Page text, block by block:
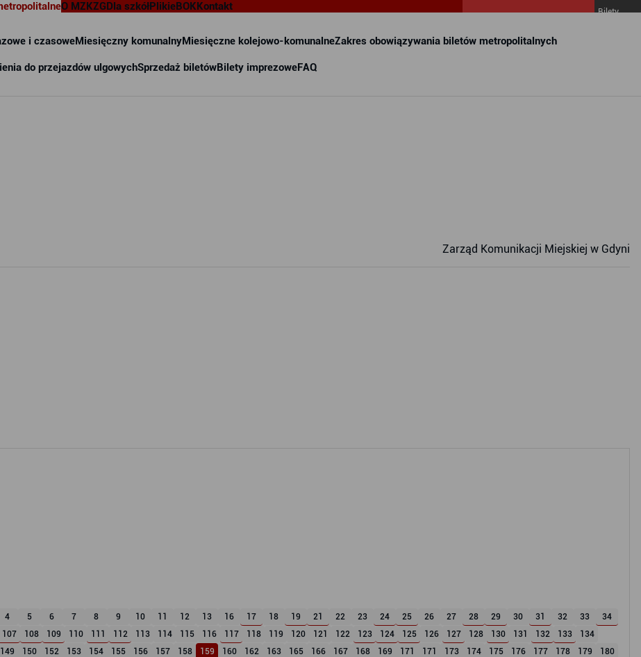
i czasoweMiesięczny komunalnyMiesięczne kolejowo-komunalneZakres obowiązywania biletów metropolitalnych
do przejazdów ulgowychSprzedaż biletówBilety imprezoweFAQ
O MZKZGDla szkółPlikieBOKKontakt
Bilety
4 5 6 7 8 9 10 11 12 13 16 17 18 19 21 22 23 24 25 26 27 28 29 30 31 32 33
34
107 108 109 110 111 112 113 114 115 116 117 118 119 120 121 122 123 124 125 126 127 128 130 131 132 133
134
149 150 152 153 154 155 156 157 158 159 160 162 163 165 166 167 168 169 171 171 173 174 175 176 177 178 179
180
Zarząd Komunikacji Miejskiej w Gdyni